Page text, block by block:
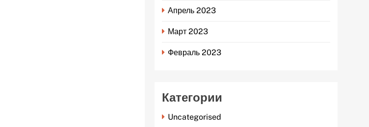
Апрель 2023
Март 2023
Февраль 2023
Категории
Uncategorised